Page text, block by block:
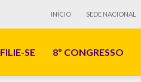
INÍCIO SEDE NACIONAL
FILIE-SE 8º CONGRESSO